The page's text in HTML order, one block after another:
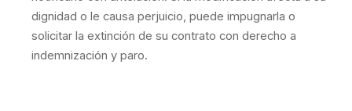
dignidad o le causa perjuicio, puede impugnarla o
solicitar la extinción de su contrato con derecho a
indemnización y paro.